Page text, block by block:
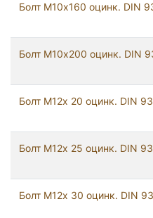
Болт М10х160 оцинк. DIN
Болт М10х200 оцинк. DIN
Болт М12х 20 оцинк. DIN
Болт М12х 25 оцинк. DIN
Болт М12х 30 оцинк. DIN